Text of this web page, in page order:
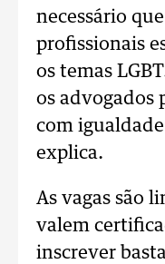
necessário
profissionais
os temas
os advogados
com
explica.
As vagas são
valem
inscrever